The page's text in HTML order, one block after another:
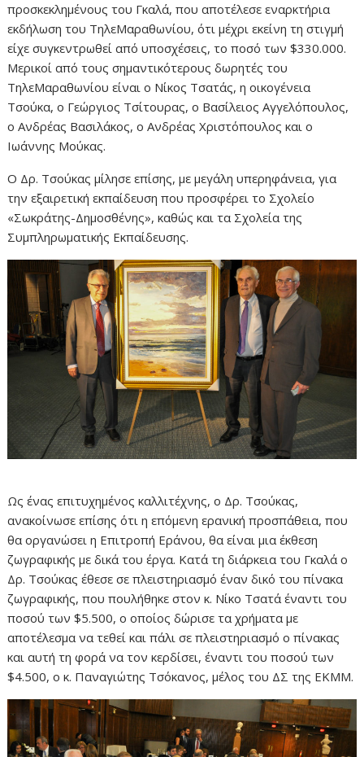
προσκεκλημένους του Γκαλά, που αποτέλεσε εναρκτήρια
εκδήλωση του ΤηλεΜαραθωνίου, ότι μέχρι εκείνη τη στιγμή
είχε συγκεντρωθεί από υποσχέσεις, το ποσό των $330.000.
Μερικοί από τους σημαντικότερους δωρητές του
ΤηλεΜαραθωνίου είναι ο Νίκος Τσατάς, η οικογένεια
Τσούκα, ο Γεώργιος Τσίτουρας, ο Βασίλειος Αγγελόπουλος,
ο Ανδρέας Βασιλάκος, ο Ανδρέας Χριστόπουλος και ο
Ιωάννης Μούκας.
Ο Δρ. Τσούκας μίλησε επίσης, με μεγάλη υπερηφάνεια, για
την εξαιρετική εκπαίδευση που προσφέρει το Σχολείο
«Σωκράτης-Δημοσθένης», καθώς και τα Σχολεία της
Συμπληρωματικής Εκπαίδευσης.
Ως ένας επιτυχημένος καλλιτέχνης, ο Δρ. Τσούκας,
ανακοίνωσε επίσης ότι η επόμενη ερανική προσπάθεια, που
θα οργανώσει η Επιτροπή Εράνου, θα είναι μια έκθεση
ζωγραφικής με δικά του έργα. Κατά τη διάρκεια του Γκαλά ο
Δρ. Τσούκας έθεσε σε πλειστηριασμό έναν δικό του πίνακα
ζωγραφικής, που πουλήθηκε στον κ. Νίκο Τσατά έναντι του
ποσού των $5.500, ο οποίος δώρισε τα χρήματα με
αποτέλεσμα να τεθεί και πάλι σε πλειστηριασμό ο πίνακας
και αυτή τη φορά να τον κερδίσει, έναντι του ποσού των
$4.500, ο κ. Παναγιώτης Τσόκανος, μέλος του ΔΣ της ΕΚΜΜ.